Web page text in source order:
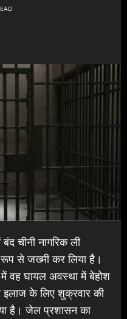
चीनी नागरिक ली
से जख्मी कर लिया है।
वह घायल अवस्था में बेहोश
के लिए शुक्रवार की
है। जेल प्रशासन का